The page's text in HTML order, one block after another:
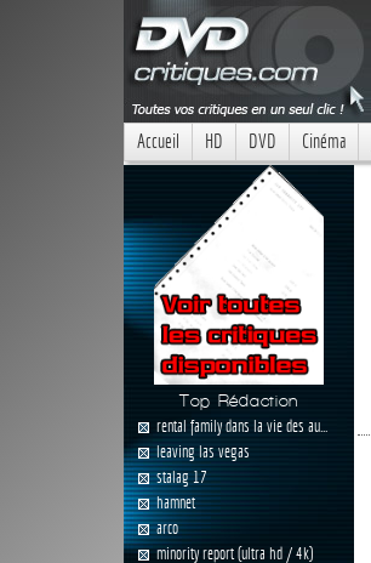
Accueil HD DVD Cinéma
Top Rédaction
rental family dans la vie des au...
leaving las vegas
stalag 17
hamnet
arco
minority report (ultra hd / 4k)